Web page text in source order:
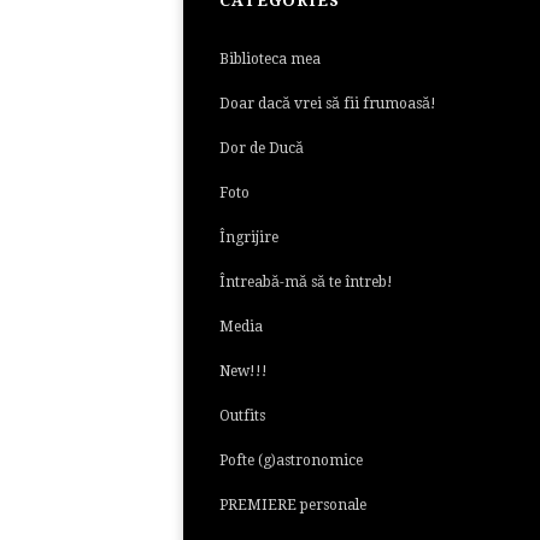
Biblioteca mea
Doar dacă vrei să fii frumoasă!
Dor de Ducă
Foto
Îngrijire
Întreabă-mă să te întreb!
Media
New!!!
Outfits
Pofte (g)astronomice
PREMIERE personale